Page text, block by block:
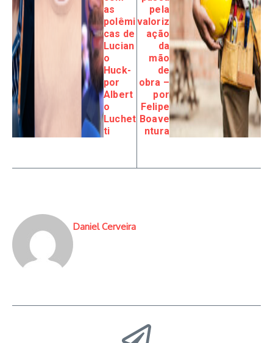
as
polêmi
cas de
Lucian
o
Huck-
por
Albert
o
Luchet
ti
pela
valoriz
ação
da
mão
de
obra –
por
Felipe
Boave
ntura
Daniel Cerveira